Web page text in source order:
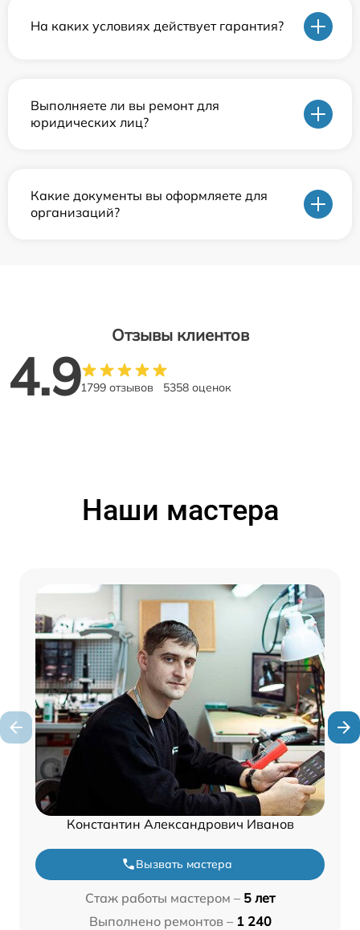
На каких условиях действует гарантия?
Выполняете ли вы ремонт для
юридических лиц?
Какие документы вы оформляете для
организаций?
Отзывы клиентов
4.91799 отзывов 5358 оценок
Наши мастера
Константин Александрович Иванов
Вызвать мастера
Стаж работы мастером – 5 лет
Выполнено ремонтов – 1 240